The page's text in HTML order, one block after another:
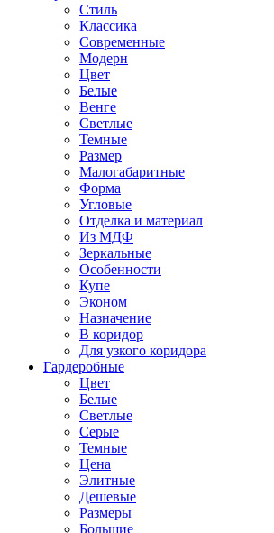
Стиль
Классика
Современные
Модерн
Цвет
Белые
Венге
Светлые
Темные
Размер
Малогабаритные
Форма
Угловые
Отделка и материал
Из МДФ
Зеркальные
Особенности
Купе
Эконом
Назначение
В коридор
Для узкого коридора
Гардеробные
Цвет
Белые
Светлые
Серые
Темные
Цена
Элитные
Дешевые
Размеры
Большие